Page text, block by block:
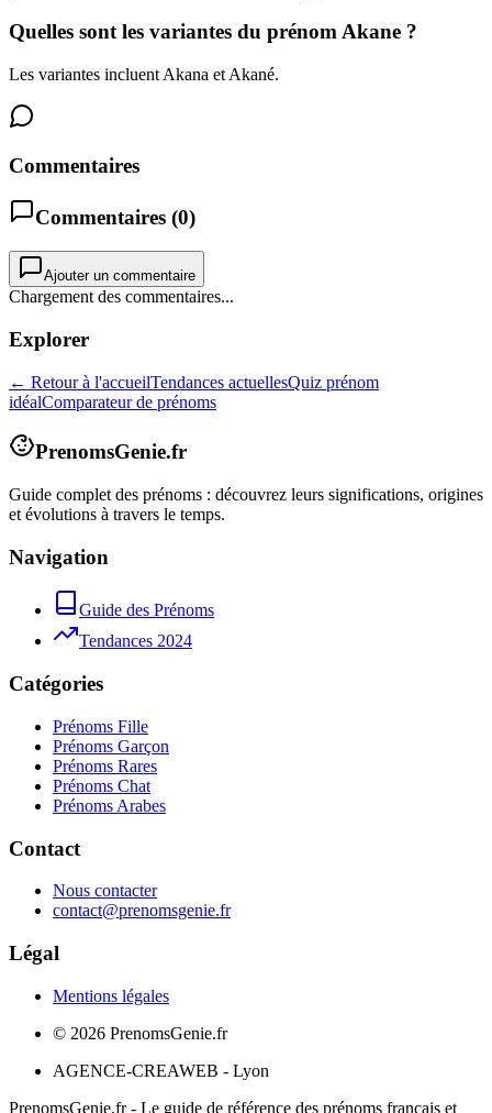
Quelles sont les variantes du prénom Akane ?
Les variantes incluent Akana et Akané.
Commentaires
Commentaires (0)
Ajouter un commentaire
Chargement des commentaires...
Explorer
← Retour à l'accueilTendances actuellesQuiz prénom
idéalComparateur de prénoms
PrenomsGenie.fr
Guide complet des prénoms : découvrez leurs significations, origines
et évolutions à travers le temps.
Navigation
Guide des Prénoms
Tendances 2024
Catégories
Prénoms Fille
Prénoms Garçon
Prénoms Rares
Prénoms Chat
Prénoms Arabes
Contact
Nous contacter
contact@prenomsgenie.fr
Légal
Mentions légales
© 2026 PrenomsGenie.fr
AGENCE-CREAWEB - Lyon
PrenomsGenie.fr - Le guide de référence des prénoms français et